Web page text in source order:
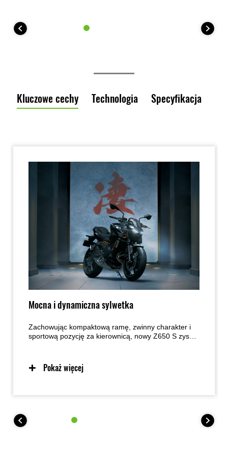
Kluczowe cechy Technologia Specyfikacja
Mocna i dynamiczna sylwetka
Zachowując kompaktową ramę, zwinny charakter i
sportową pozycję za kierownicą, nowy Z650 S zyskał
wyglądu. To propozycja dla motocyklistów, którzy
chcą wyróżniać się na efektownym motocyklu, a
Pokaż więcej